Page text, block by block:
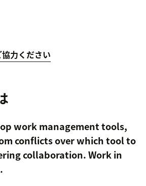
力ください
work management tools,
conflicts over which tool to
collaboration. Work in